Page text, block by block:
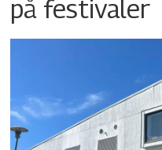
på festivaler